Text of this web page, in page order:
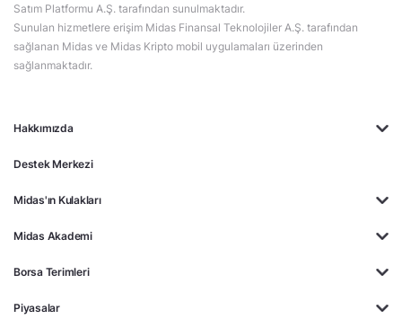
Hakkımızda
Destek Merkezi
Midas'ın Kulakları
Midas Akademi
Borsa Terimleri
Piyasalar
Satım Platformu A.Ş. tarafından sunulmaktadır.
Sunulan hizmetlere erişim Midas Finansal Teknolojiler A.Ş. tarafından
sağlanan Midas ve Midas Kripto mobil uygulamaları üzerinden
sağlanmaktadır.